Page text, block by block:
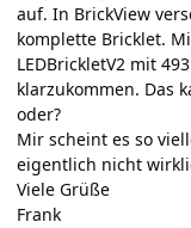
auf. In BrickView
komplette Bricklet.
LEDBrickletV2 mit
klarzukommen. Das
oder?
Mir scheint es so
eigentlich nicht
Viele Grüße
Frank